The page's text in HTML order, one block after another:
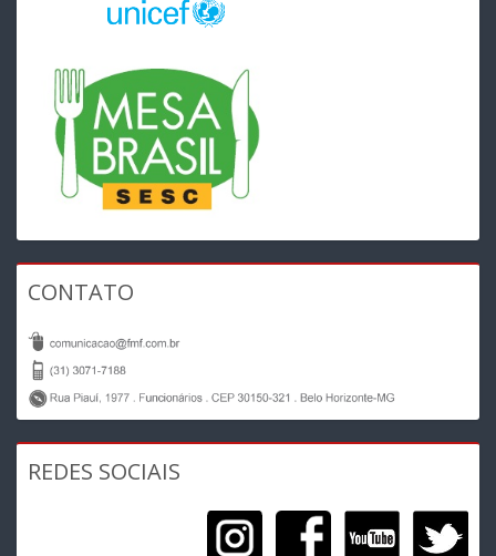
CONTATO
REDES SOCIAIS